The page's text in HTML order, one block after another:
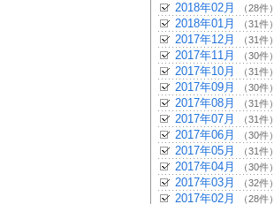
2018年02月 （28件）
2018年01月 （31件）
2017年12月 （31件）
2017年11月 （30件）
2017年10月 （31件）
2017年09月 （30件）
2017年08月 （31件）
2017年07月 （31件）
2017年06月 （30件）
2017年05月 （31件）
2017年04月 （30件）
2017年03月 （32件）
2017年02月 （28件）